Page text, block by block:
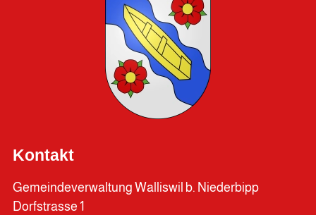
Kontakt
Gemeindeverwaltung Walliswil b. Niederbipp
Dorfstrasse 1